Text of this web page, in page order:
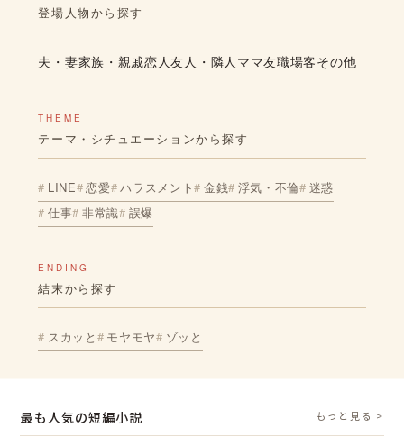
登場人物から探す
夫・妻家族・親戚恋人友人・隣人 ママ友職場客その他
THEME
テーマ・シチュエーションから探す
LINE 恋愛 ハラスメント 金銭 浮気・不倫 迷惑
仕事 非常識 誤爆
ENDING
結末から探す
スカッと モヤモヤ ゾッと
最も人気の短編小説 もっと見る >